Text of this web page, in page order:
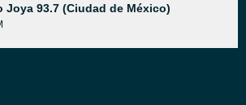
Joya 93.7 (Ciudad de México)